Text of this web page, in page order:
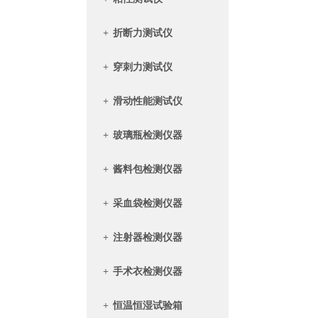
+ 折断力测试仪
+ 穿刺力测试仪
+ 滑动性能测试仪
+ 玻璃瓶检测仪器
+ 酱料包检测仪器
+ 采血袋检测仪器
+ 注射器检测仪器
+ 手术衣检测仪器
+ 恒温恒湿试验箱